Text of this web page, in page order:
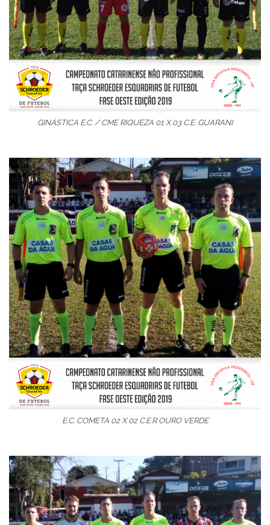
GINÁSTICA E.C. / CME RIQUEZA 01 X 03 C.E. GUARANI
E.C. COMETA 02 X 02 C.E.R OURO VERDE